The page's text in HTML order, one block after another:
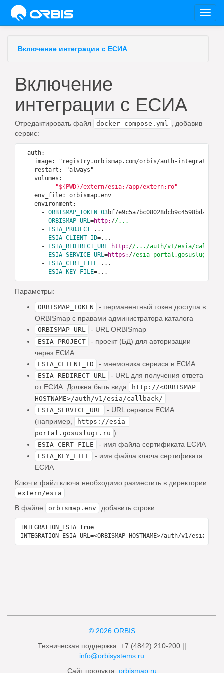
Включение интеграции с ЕСИА
Включение
интеграции с ЕСИА
Отредактировать файл docker-compose.yml
, добавив
сервис:
  auth:
image: "registry.orbismap.com/orbis/auth-
    restart: "always"
    volumes:
        -
"${PWD}/extern/esia:/app/extern:ro"
    env_file: orbismap.env
    environment:
      -
ORBISMAP_TOKEN=03
      -
ORBISMAP_URL =http: /
      -
ESIA_PROJECT
      -
ESIA_CLIENT_ID
      -
ESIA_REDIRECT_URL =http: //.../auth/v1/esia/
      -
ESIA_SERVICE_URL =https: /
      -
ESIA_CERT_FILE
      -
ESIA_KEY_FILE
Параметры:
ORBISMAP_TOKEN
- перманентный токен доступа в
ORBISmap с правами администратора каталога
ORBISMAP_URL - URL ORBISmap
ESIA_PROJECT
- проект (БД) для авторизации
через ЕСИА
ESIA_CLIENT_ID - мнемоника сервиса в ЕСИА
ESIA_REDIRECT_URL
- URL для получения ответа
от ЕСИА. Должна быть вида
http://<ORBISMAP
HOSTNAME>/auth/v1/esia/callback/
ESIA_SERVICE_URL
- URL сервиса ЕСИА
(например,
https://esia-
portal.gosuslugi.ru )
ESIA_CERT_FILE - имя файла сертификата ЕСИА
ESIA_KEY_FILE
- имя файла ключа сертификата
ЕСИА
Ключ и файл ключа необходимо разместить в директории
extern/esia
В файле
orbismap.env добавить строки:
INTEGRATION_ESIA=True
INTEGRATION_ESIA_URL=<ORBISMAP HOSTNAME>/auth/v1/esia/
© 2026 ORBIS
Техническая поддержка: +7 (4842) 210-200 ||
info@orbisystems.ru
Сайт продукта: orbismap.ru